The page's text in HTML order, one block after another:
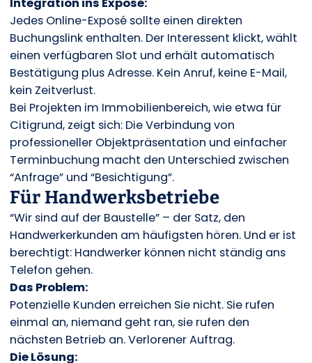
Jedes Online-Exposé sollte einen direkten
Buchungslink enthalten. Der Interessent klickt, wählt
einen verfügbaren Slot und erhält automatisch
Bestätigung plus Adresse. Kein Anruf, keine E-Mail,
kein Zeitverlust.
Bei Projekten im Immobilienbereich, wie etwa für
Citigrund, zeigt sich: Die Verbindung von
professioneller Objektpräsentation und einfacher
Terminbuchung macht den Unterschied zwischen
“Anfrage” und “Besichtigung”.
Für Handwerksbetriebe
“Wir sind auf der Baustelle” – der Satz, den
Handwerkerkunden am häufigsten hören. Und er ist
berechtigt: Handwerker können nicht ständig ans
Telefon gehen.
Das Problem:
Potenzielle Kunden erreichen Sie nicht. Sie rufen
einmal an, niemand geht ran, sie rufen den
nächsten Betrieb an. Verlorener Auftrag.
Die Lösung: